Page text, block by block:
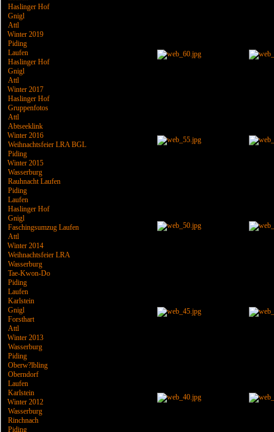
Haslinger Hof
Gnigl
Attl
Winter 2019
Piding
Laufen
Haslinger Hof
Gnigl
Attl
Winter 2017
Haslinger Hof
Gruppenfotos
Attl
Abtseeklink
Winter 2016
Weihnachtsfeier LRA BGL
Piding
Winter 2015
Wasserburg
Rauhnacht Laufen
Piding
Laufen
Haslinger Hof
Gnigl
Faschingsumzug Laufen
Attl
Winter 2014
Weihnachtsfeier LRA
Wasserburg
Tae-Kwon-Do
Piding
Laufen
Karlstein
Gnigl
Forsthart
Attl
Winter 2013
Wasserburg
Piding
Oberw?lbling
Oberndorf
Laufen
Karlstein
Winter 2012
Wasserburg
Rinchnach
Piding